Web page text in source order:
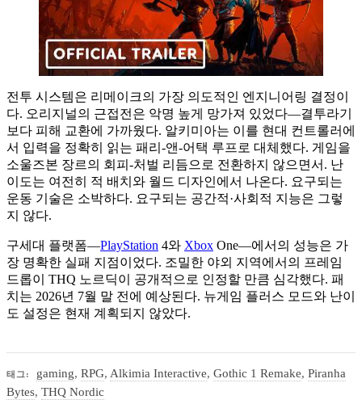
전투 시스템은 리메이크의 가장 의도적인 엔지니어링 결정이
다. 오리지널의 근접전은 악명 높게 망가져 있었다—결투라기
보다 피해 교환에 가까웠다. 알키미아는 이를 현대 컨트롤러에
서 입력을 정확히 읽는 패리-앤-어택 루프로 대체했다. 게임을
소울즈본 장르의 회피-처벌 리듬으로 전환하지 않으면서. 난
이도는 여전히 적 배치와 월드 디자인에서 나온다. 요구되는
운동 기술은 소박하다. 요구되는 공간적·사회적 지능은 그렇
지 않다.
구세대 플랫폼—PlayStation 4와 Xbox One—에서의 성능은 가
장 명확한 실패 지점이었다. 조밀한 야외 지역에서의 프레임
드롭이 THQ 노르딕이 공개적으로 인정할 만큼 심각했다. 패
치는 2026년 7월 말 전에 예상된다. 뉴게임 플러스 모드와 난이
도 설정은 현재 계획되지 않았다.
태그: gaming,RPG,Alkimia Interactive,Gothic 1 Remake,Piranha
Bytes, THQ Nordic